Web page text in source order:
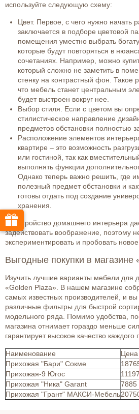
используйте следующую схему:
Цвет. Первое, с чего нужно начать
заключается в подборе цветовой
помещения уместно выбрать
которые будут повторяться в
сочетаниях. Например, можно
который сложно не заметить в
стенку на контрастный фон. Такое
что мебель станет центральным
будет выстроен вокруг нее.
Выбор стиля. Если с цветом вы
стилистическое направление
предметов обстановки полностью
Расположение элементов
квартире – это возможность
или гостиной, так как
выполнять функции
Однако теперь важно решить, где
полезный предмет обстановки и
готовы отдать под создание
хранения.
Обустройство домашнего интерьера
задействовать воображение, поэтому
экспериментировать и пробовать новое.
Выгодные покупки в магазине
Изучить лучшие варианты мебели для
«Golden Plaza». В нашем магазине
самых известных производителей, и
различные фильтры для быстрой
модельного ряда. Помимо удобства,
магазина отнимает гораздо меньше
гарантирует высокое качество
Наименование Цена
Прихожая "Бари" Сокме
Прихожая-9 Югос
Прихожая "Ника" Garant
7885
Прихожая "Грант" МАКСИ-Мебель